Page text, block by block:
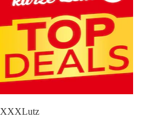
XXXLutz